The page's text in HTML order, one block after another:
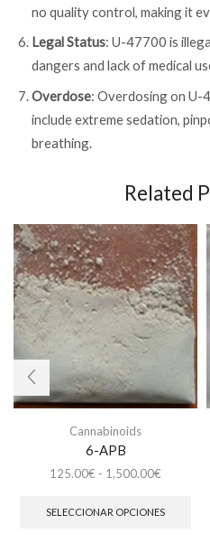
no quality control, making it
Legal Status: U-47700 is
dangers and lack of medical
Overdose: Overdosing on U-
include extreme sedation,
breathing.
Related
Cannabinoids
6-APB
125.00€ - 1,500.00€
precios:
SELECCIONAR OPCIONES